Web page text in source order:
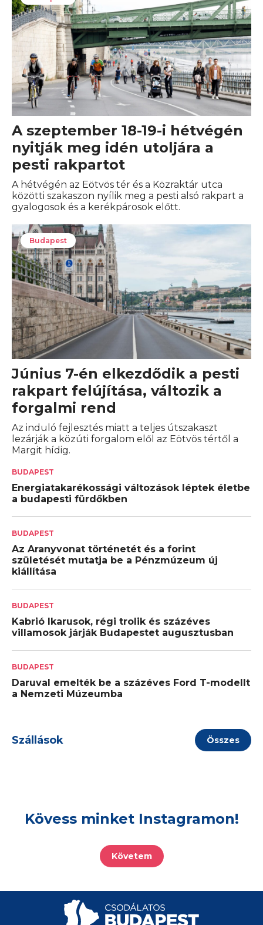
A szeptember 18-19-i hétvégén
nyitják meg idén utoljára a
pesti rakpartot
A hétvégén az Eötvös tér és a Közraktár utca
közötti szakaszon nyílik meg a pesti alsó rakpart a
gyalogosok és a kerékpárosok előtt.
Budapest
Június 7-én elkezdődik a pesti
rakpart felújítása, változik a
forgalmi rend
Az induló fejlesztés miatt a teljes útszakaszt
lezárják a közúti forgalom elől az Eötvös tértől a
Margit hídig.
BUDAPEST
Energiatakarékossági változások léptek életbe
a budapesti fürdőkben
BUDAPEST
Az Aranyvonat történetét és a forint
születését mutatja be a Pénzmúzeum új
kiállítása
BUDAPEST
Kabrió Ikarusok, régi trolik és százéves
villamosok járják Budapestet augusztusban
BUDAPEST
Daruval emelték be a százéves Ford T-modellt
a Nemzeti Múzeumba
Szállások Összes
Kövess minket Instagramon!
Követem